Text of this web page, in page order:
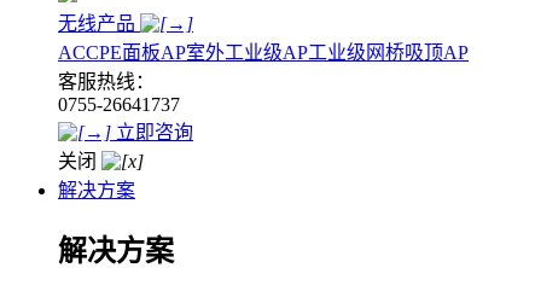
无线产品
ACCPE面板AP室外工业级AP工业级网桥吸顶AP
客服热线：
0755-26641737
立即咨询
关闭
解决方案
解决方案